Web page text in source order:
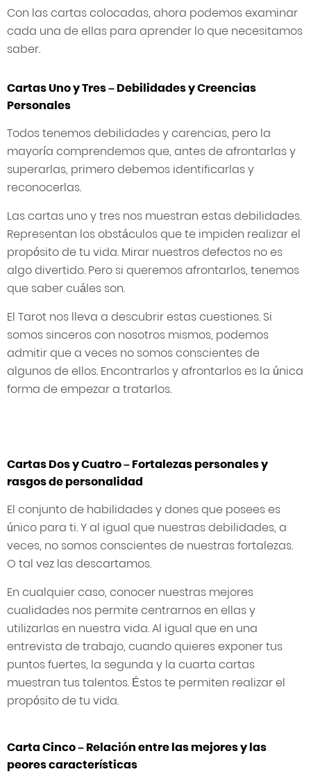
Con las cartas colocadas, ahora podemos examinar
cada una de ellas para aprender lo que necesitamos
saber.
Cartas Uno y Tres – Debilidades y Creencias
Personales
Todos tenemos debilidades y carencias, pero la
mayoría comprendemos que, antes de afrontarlas y
superarlas, primero debemos identificarlas y
reconocerlas.
Las cartas uno y tres nos muestran estas debilidades.
Representan los obstáculos que te impiden realizar el
propósito de tu vida. Mirar nuestros defectos no es
algo divertido. Pero si queremos afrontarlos, tenemos
que saber cuáles son.
El Tarot nos lleva a descubrir estas cuestiones. Si
somos sinceros con nosotros mismos, podemos
admitir que a veces no somos conscientes de
algunos de ellos. Encontrarlos y afrontarlos es la única
forma de empezar a tratarlos.
Cartas Dos y Cuatro – Fortalezas personales y
rasgos de personalidad
El conjunto de habilidades y dones que posees es
único para ti. Y al igual que nuestras debilidades, a
veces, no somos conscientes de nuestras fortalezas.
O tal vez las descartamos.
En cualquier caso, conocer nuestras mejores
cualidades nos permite centrarnos en ellas y
utilizarlas en nuestra vida. Al igual que en una
entrevista de trabajo, cuando quieres exponer tus
puntos fuertes, la segunda y la cuarta cartas
muestran tus talentos. Éstos te permiten realizar el
propósito de tu vida.
Carta Cinco – Relación entre las mejores y las
peores características